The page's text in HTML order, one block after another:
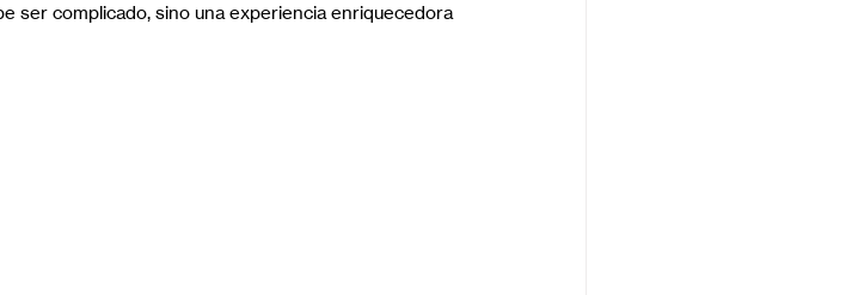
ser complicado, sino una experiencia enriquecedora